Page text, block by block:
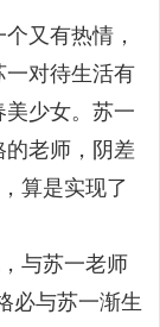
又有热情，
一对待生活有
少女。苏一
老师，阴差
算是实现了
与苏一老师
必与苏一渐生